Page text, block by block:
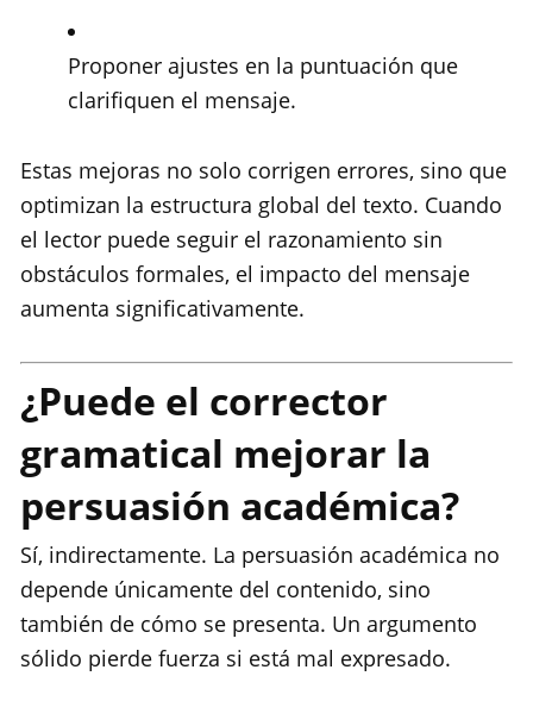
Proponer ajustes en la puntuación que
clarifiquen el mensaje.
Estas mejoras no solo corrigen errores, sino que
optimizan la estructura global del texto. Cuando
el lector puede seguir el razonamiento sin
obstáculos formales, el impacto del mensaje
aumenta significativamente.
¿Puede el corrector
gramatical mejorar la
persuasión académica?
Sí, indirectamente. La persuasión académica no
depende únicamente del contenido, sino
también de cómo se presenta. Un argumento
sólido pierde fuerza si está mal expresado.